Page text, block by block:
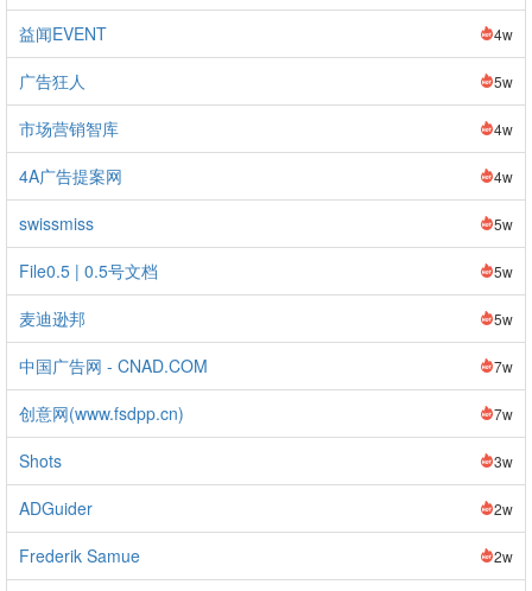
益闻EVENT 4w
广告狂人 5w
市场营销智库 4w
4A广告提案网 4w
swissmiss 5w
File0.5 | 0.5号文档 5w
麦迪逊邦 5w
中国广告网 - CNAD.COM 7w
创意网(www.fsdpp.cn) 7w
Shots 3w
ADGuider 2w
Frederik Samue 2w